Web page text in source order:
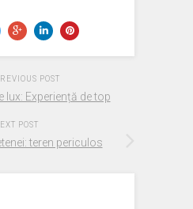
POST
lux: Experiență de top
POST
teren periculos